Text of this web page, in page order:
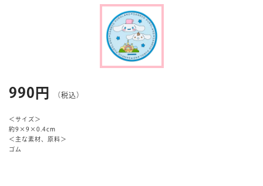
990円 （税込）
＜サイズ＞
約9×9×0.4cm
＜主な素材、原料＞
ゴム